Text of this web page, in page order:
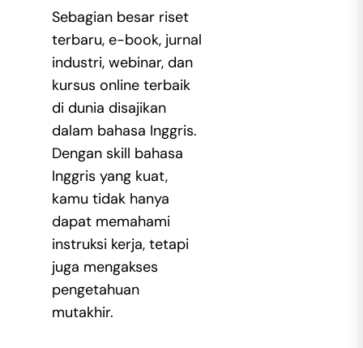
Sebagian besar riset
terbaru, e-book, jurnal
industri, webinar, dan
kursus online terbaik
di dunia disajikan
dalam bahasa Inggris.
Dengan skill bahasa
Inggris yang kuat,
kamu tidak hanya
dapat memahami
instruksi kerja, tetapi
juga mengakses
pengetahuan
mutakhir.